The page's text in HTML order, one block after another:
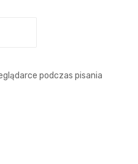
podczas pisania